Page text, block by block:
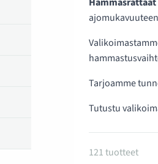
Tarjoamme
Tutustu
Tuotteet
121 tuotteet